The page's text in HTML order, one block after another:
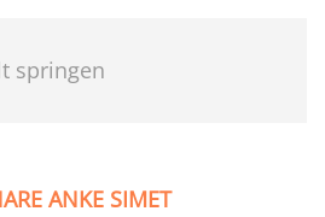
springen
ANKE SIMET